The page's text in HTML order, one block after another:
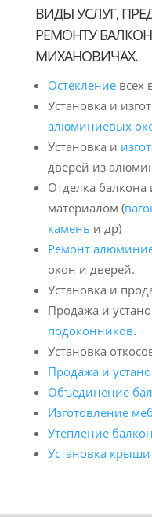
ВИДЫ УСЛУГ,
РЕМОНТУ
МИХАНОВИЧАХ.
Остеклениевсех
Установка и
алюминиевых
Установка и
дверей из
Отделка
материалом (
камень и др)
Ремонт
окон и дверей.
Установка и
Продажа и
подоконников.
Установка
Продажа и
Объединение
Изготовление
Утепление
Установка